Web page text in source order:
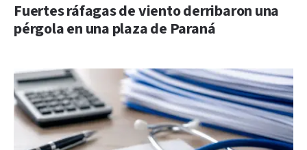
Fuertes ráfagas de viento derribaron una
pérgola en una plaza de Paraná